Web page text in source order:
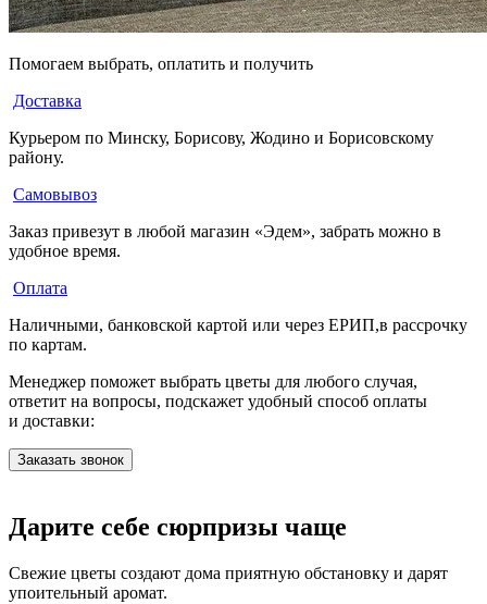
Помогаем выбрать, оплатить и получить
Доставка
Курьером по Минску, Борисову, Жодино и Борисовскому
району.
Самовывоз
Заказ привезут в любой магазин «Эдем», забрать можно в
удобное время.
Оплата
Наличными, банковской картой или через ЕРИП,в рассрочку
по картам.
Менеджер поможет выбрать цветы для любого случая,
ответит на вопросы, подскажет удобный способ оплаты
и доставки:
Заказать звонок
Дарите себе сюрпризы чаще
Свежие цветы создают дома приятную обстановку и дарят
упоительный аромат.